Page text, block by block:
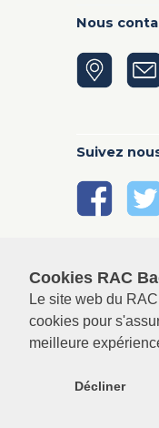
Cookies RAC
Le site web du
cookies pour
meilleure
Décliner
Nous
Suivez